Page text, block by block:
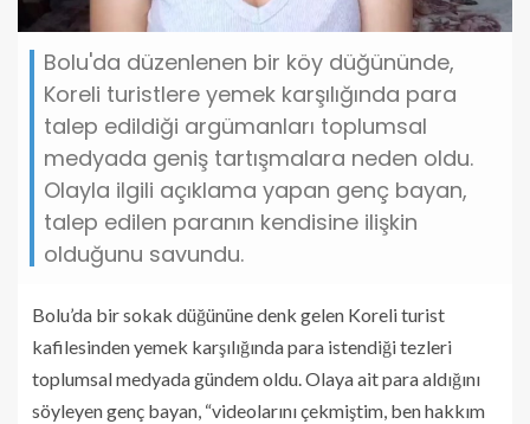
Bolu'da düzenlenen bir köy düğününde,
Koreli turistlere yemek karşılığında para
talep edildiği argümanları toplumsal
medyada geniş tartışmalara neden oldu.
Olayla ilgili açıklama yapan genç bayan,
talep edilen paranın kendisine ilişkin
olduğunu savundu.
Bolu’da bir sokak düğününe denk gelen Koreli turist
kafilesinden yemek karşılığında para istendiği tezleri
toplumsal medyada gündem oldu. Olaya ait para aldığını
söyleyen genç bayan, “videolarını çekmiştim, ben hakkım